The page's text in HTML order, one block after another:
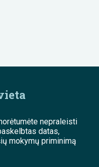
nepraleisti
datas,
mokymų priminimą